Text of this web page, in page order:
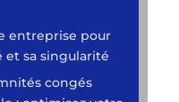
entreprise pour
sa singularité
congés